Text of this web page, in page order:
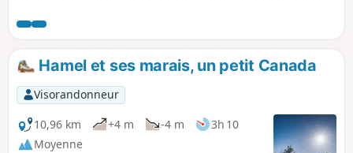
vivaces et de prairies ondoyantes, invite à la flânerie entre
villages au charme authentique et paysages façonnés par
l’agriculture locale. Accessible à tous et modulable selon
votre rythme, ce parcours se vit à chaque saison dans une
lumière différente, du printemps fleuri aux teintes douces
de l’automne. Quelques en-cas du terroir et une carte
détaillée suffiront à savourer pleinement cette escapade,
entre pauses contemplatives et découvertes patrimoniales.
Hamel et ses marais, un petit Canada
Visorandonneur
10,96 km
+4 m -4 m
3h 10
Moyenne